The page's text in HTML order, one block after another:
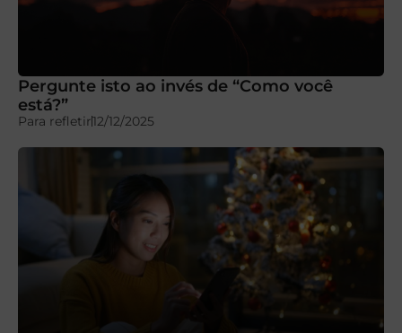
Pergunte isto ao invés de “Como você
está?”
Para refletir12/12/2025